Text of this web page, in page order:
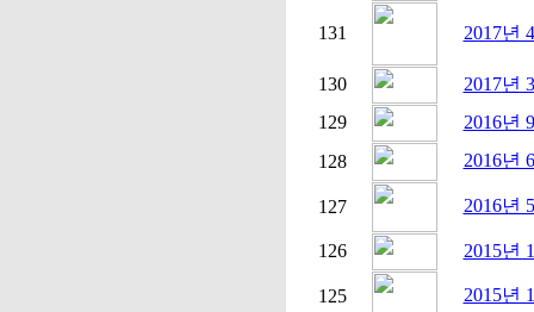
131 2017년
130
2017년
129
2016년
128
2016년
127 2016년
126 2015년
125 2015년